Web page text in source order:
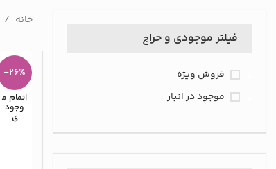
فیلتر موجودی و حراج
فروش ویژه
موجود در انبار
خانه
-26%
اتمام م
وجود
ی